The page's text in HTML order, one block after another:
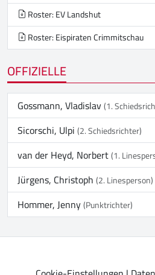
Roster: EV Landshut
Roster: Eispiraten Crimmitschau
OFFIZIELLE
Gossmann, Vladislav(1.
Sicorschi, Ulpi(2. Schiedsrichter)
van der Heyd, Norbert(1.
Jürgens, Christoph(2. Linesperson)
Hommer, Jenny(Punktrichter)